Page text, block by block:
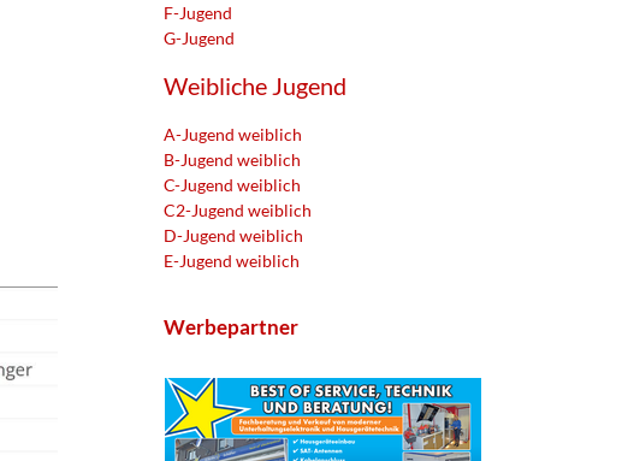
F-Jugend
G-Jugend
Weibliche Jugend
A-Jugend weiblich
B-Jugend weiblich
C-Jugend weiblich
C2-Jugend weiblich
D-Jugend weiblich
E-Jugend weiblich
Werbepartner